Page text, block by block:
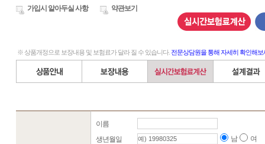
가입시 알아두실 사항 약관보기
※ 상품개정으로 보장내용 및 보험료가 달라 질 수 있습니다. 전문상담원을 통해 자세히 확인해보
이름
생년월일
남
여